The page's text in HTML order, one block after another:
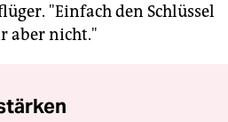
"Einfach den Schlüssel
aber nicht."